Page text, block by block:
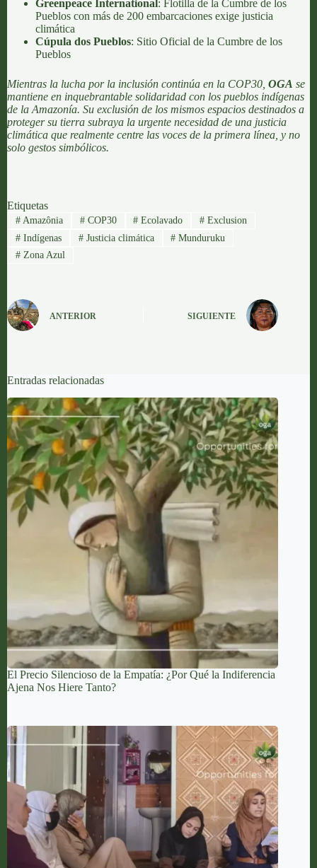
Greenpeace International : Flotilla de la Cumbre de los
Pueblos con más de 200 embarcaciones exige justicia
climática
Cúpula dos Pueblos: Sitio Oficial de la Cumbre de los
Pueblos
Mientras la lucha por la inclusión continúa en la COP30, OGA se
mantiene en inquebrantable solidaridad con los pueblos indígenas
de la Amazonía. Su exclusión de los mismos espacios destinados a
proteger su tierra subraya la urgente necesidad de una justicia
climática que realmente centre las voces de la primera línea, y no
solo gestos simbólicos.
Etiquetas
#Amazônia #COP30 # Ecolavado # Exclusion
#Indígenas #Justicia climática # Munduruku
#Zona Azul
ANTERIOR SIGUIENTE
Entradas relacionadas
El Precio Silencioso de la Empatía: ¿Por Qué la Indiferencia
Ajena Nos Hiere Tanto?